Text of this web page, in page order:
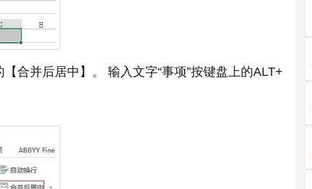
合并后居中】。 输入文字“事项”按键盘上的ALT+